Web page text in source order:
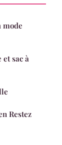
mode
sac à
Restez